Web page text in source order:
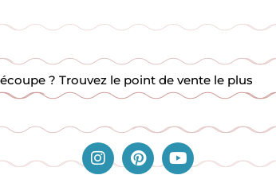
? Trouvez le point de vente le plus